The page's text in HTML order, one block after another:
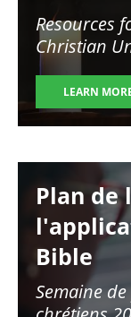
Resources
Christian
LEARN
Plan de
Bible
Semaine